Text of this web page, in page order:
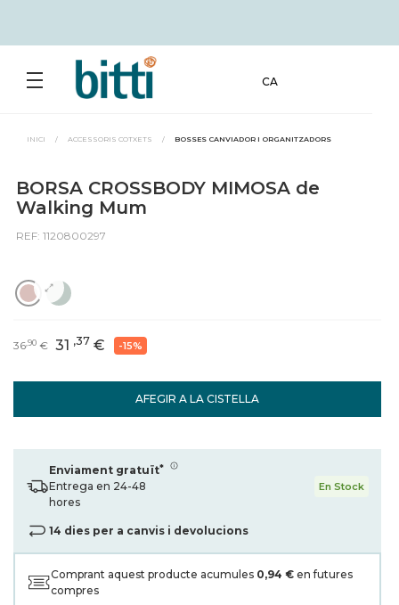
CA
INICI / ACCESSORIS COTXETS / BOSSES CANVIADOR I ORGANITZADORS
BORSA CROSSBODY MIMOSA de
Walking Mum
REF: 1120800297
AFEGIR A LA CISTELLA
36,90 € 31 ,37 € -15%
Enviament gratuït*
Entrega en 24-48
hores
En Stock
14 dies per a canvis i devolucions
Comprant aquest producte acumules 0,94 € en futures
compres